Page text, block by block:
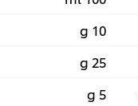
10 g
25 g
5 g